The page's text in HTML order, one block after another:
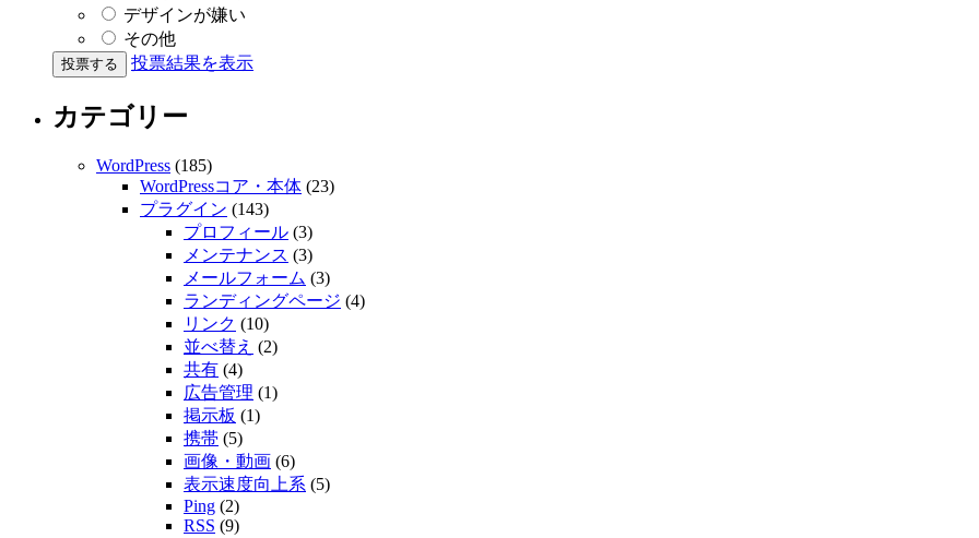
デザインが嫌い
その他
投票結果を表示
カテゴリー
WordPress (185)
WordPressコア・本体 (23)
プラグイン (143)
プロフィール (3)
メンテナンス (3)
メールフォーム (3)
ランディングページ (4)
リンク (10)
並べ替え (2)
共有 (4)
広告管理 (1)
掲示板 (1)
携帯 (5)
画像・動画 (6)
表示速度向上系 (5)
Ping (2)
RSS (9)